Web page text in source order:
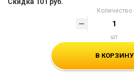
Количество
шт
В КОРЗИНУ